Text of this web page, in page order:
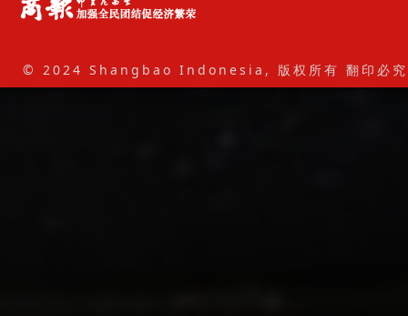
© 2024 Shangbao Indonesia, 版权所有 翻印必